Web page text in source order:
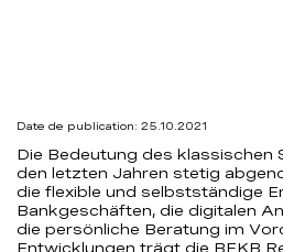
Date de publication: 25.10.2021
Die Bedeutung des klassischen
den letzten Jahren stetig
die flexible und selbstständige
Bankgeschäften, die digitalen
die persönliche Beratung im
Entwicklungen trägt die BEKB